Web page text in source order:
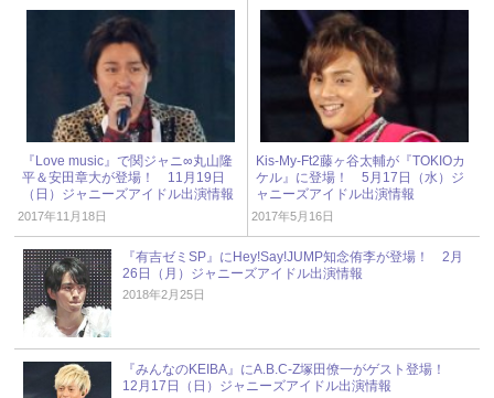
『Love music』で関ジャニ∞丸山隆
平＆安田章大が登場！ 11月19日
（日）ジャニーズアイドル出演情報
2017年11月18日
Kis-My-Ft2藤ヶ谷太輔が『TOKIOカ
ケル』に登場！ 5月17日（水）ジ
ャニーズアイドル出演情報
2017年5月16日
『有吉ゼミSP』にHey!Say!JUMP知念侑李が登場！ 2月
26日（月）ジャニーズアイドル出演情報
2018年2月25日
『みんなのKEIBA』にA.B.C-Z塚田僚一がゲスト登場！
12月17日（日）ジャニーズアイドル出演情報